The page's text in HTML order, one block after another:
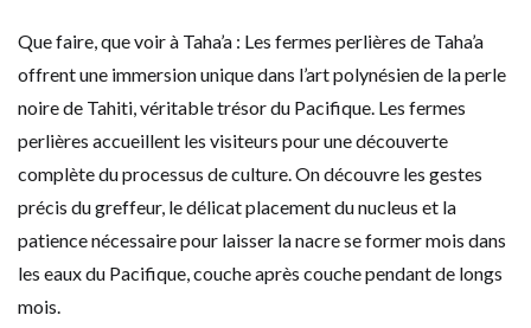
Que faire, que voir à Taha’a : Les fermes perlières de Taha’a
offrent une immersion unique dans l’art polynésien de la perle
noire de Tahiti, véritable trésor du Pacifique. Les fermes
perlières accueillent les visiteurs pour une découverte
complète du processus de culture. On découvre les gestes
précis du greffeur, le délicat placement du nucleus et la
patience nécessaire pour laisser la nacre se former mois dans
les eaux du Pacifique, couche après couche pendant de longs
mois.